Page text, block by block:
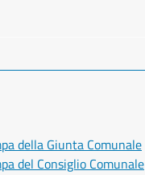
della Giunta Comunale
del Consiglio Comunale